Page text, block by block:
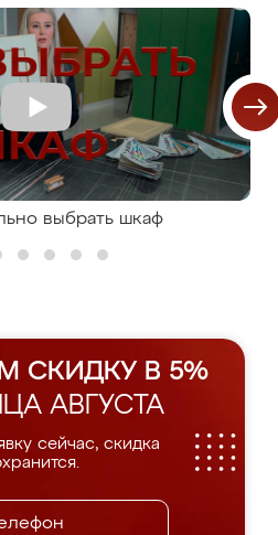
выбрать шкаф
СКИДКУ В 5%
АВГУСТА
сейчас, скидка